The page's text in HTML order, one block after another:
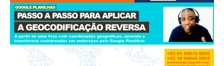
aplicar
Geocodificação
Reversa
pelo
Google